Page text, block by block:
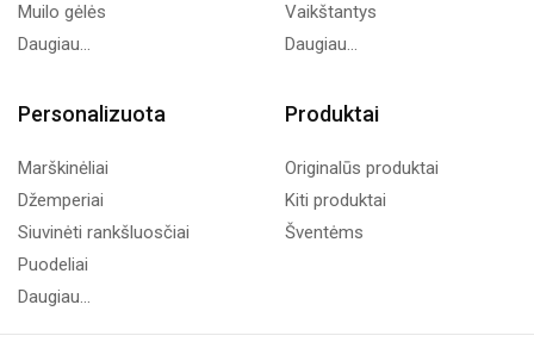
Muilo gėlės
Daugiau...
Vaikštantys
Daugiau...
Personalizuota
Marškinėliai
Džemperiai
Siuvinėti rankšluosčiai
Puodeliai
Daugiau...
Produktai
Originalūs produktai
Kiti produktai
Šventėms